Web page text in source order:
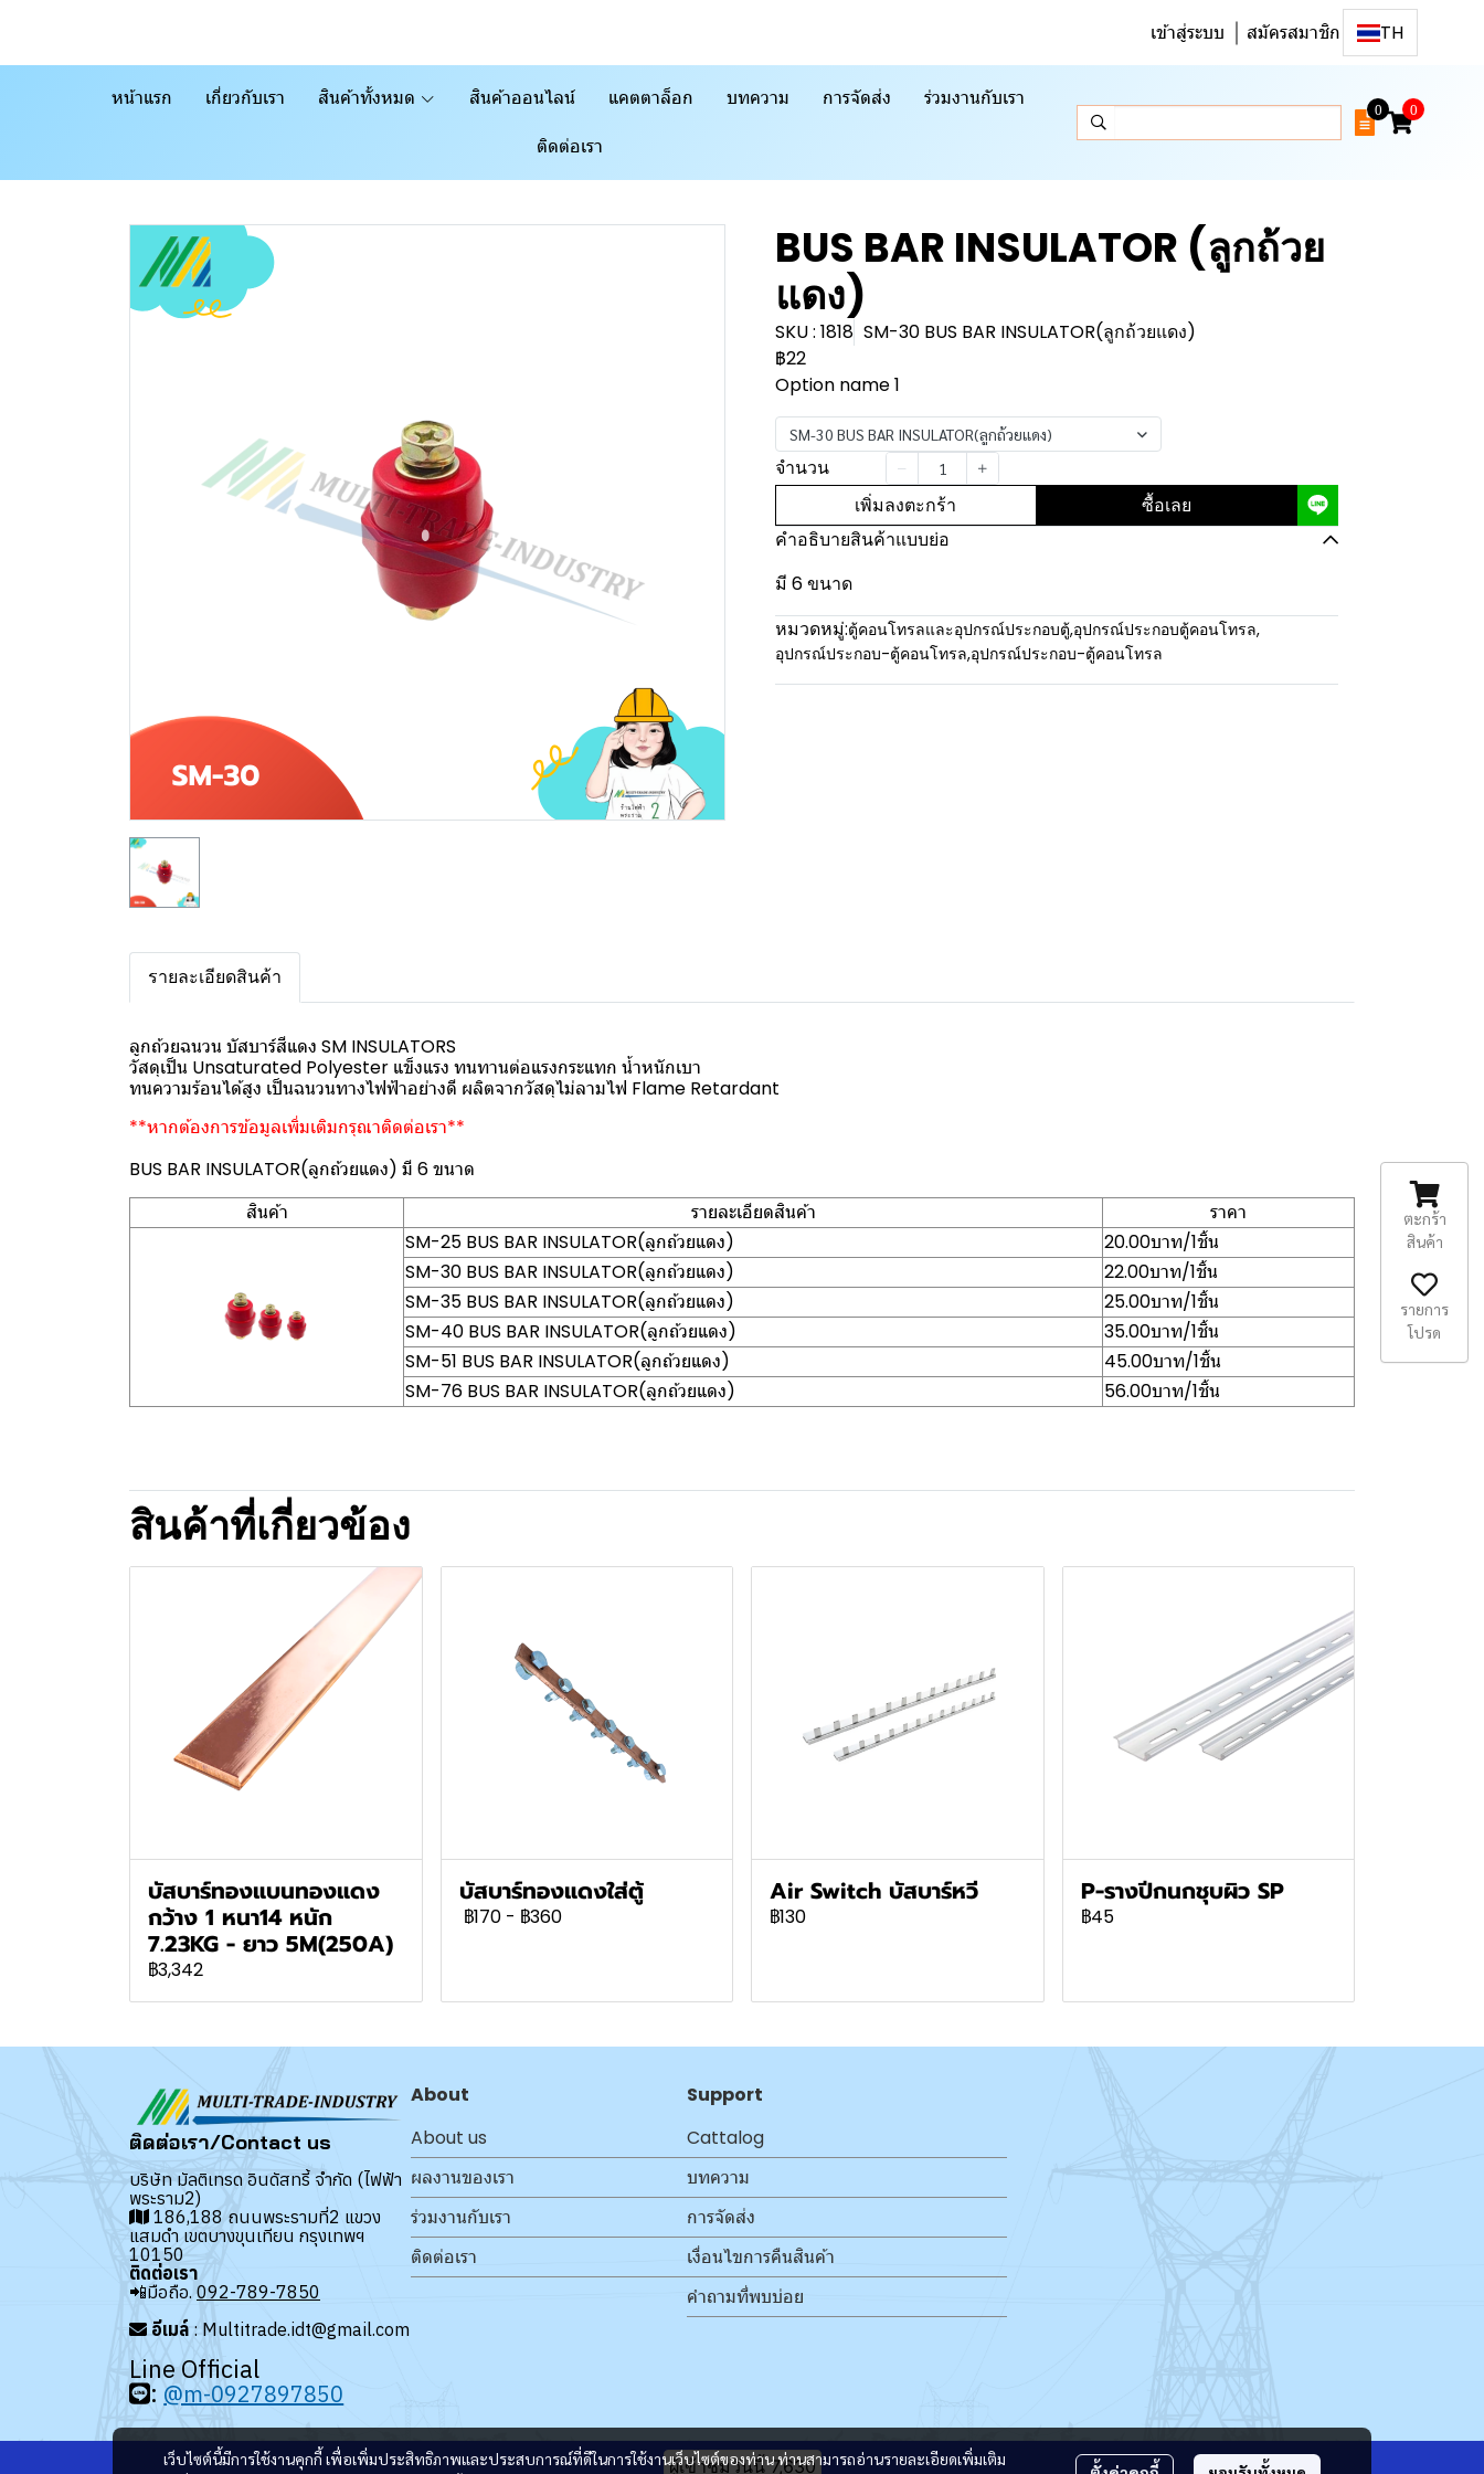
เข้าสู่ระบบ สมัครสมาชิก TH
หน้าแรก เกี่ยวกับเรา สินค้าทั้งหมด สินค้าออนไลน์ แคตตาล็อก บทความ การจัดส่ง ร่วมงานกับเรา
ติดต่อเรา
0 0
BUS BAR INSULATOR (ลูกถ้วย
แดง)
SKU : 1818 SM-30 BUS BAR INSULATOR(ลูกถ้วยแดง)
฿22
Option name 1
SM-30 BUS BAR INSULATOR(ลูกถ้วยแดง)
จำนวน
เพิ่มลงตะกร้า ซื้อเลย
คำอธิบายสินค้าแบบย่อ
มี 6 ขนาด
หมวดหมู่:ตู้คอนโทรลและอุปกรณ์ประกอบตู้,อุปกรณ์ประกอบตู้คอนโทรล,
อุปกรณ์ประกอบ-ตู้คอนโทรล,อุปกรณ์ประกอบ-ตู้คอนโทรล
รายละเอียดสินค้า
ลูกถ้วยฉนวน บัสบาร์สีแดง SM INSULATORS
วัสดุเป็น Unsaturated Polyester แข็งแรง ทนทานต่อแรงกระแทก น้ำหนักเบา
ทนความร้อนได้สูง เป็นฉนวนทางไฟฟ้าอย่างดี ผลิตจากวัสดุไม่ลามไฟ Flame Retardant
**หากต้องการข้อมูลเพิ่มเติมกรุณาติดต่อเรา**
BUS BAR INSULATOR(ลูกถ้วยแดง) มี 6 ขนาด
สินค้า
รายละเอียดสินค้า
ราคา
SM-25 BUS BAR INSULATOR(ลูกถ้วยแดง)
20.00บาท/1ชิ้น
SM-30 BUS BAR INSULATOR(ลูกถ้วยแดง)
22.00บาท/1ชิ้น
SM-35 BUS BAR INSULATOR(ลูกถ้วยแดง)
25.00บาท/1ชิ้น
SM-40 BUS BAR INSULATOR(ลูกถ้วยแดง)
35.00บาท/1ชิ้น
SM-51 BUS BAR INSULATOR(ลูกถ้วยแดง)
45.00บาท/1ชิ้น
SM-76 BUS BAR INSULATOR(ลูกถ้วยแดง)
56.00บาท/1ชิ้น
สินค้าที่เกี่ยวข้อง
บัสบาร์ทองแบนทองแดง
กว้าง 1 หนา14 หนัก
7.23KG - ยาว 5M(250A)
฿3,342
บัสบาร์ทองแดงใส่ตู้
฿170 - ฿360
Air Switch บัสบาร์หวี
฿130
P-รางปีกนกชุบผิว SP
฿45
เว็บไซต์นี้มีการใช้งานคุกกี้ เพื่อเพิ่มประสิทธิภาพและประสบการณ์ที่ดีในการใช้งานเว็บไซต์ของท่าน ท่านสามารถอ่านรายละเอียดเพิ่มเติม
ติดต่อเรา/Contact us
บริษัท มัลติเทรด อินดัสทรี้ จำกัด (ไฟฟ้า
พระราม2)
186,188 ถนนพระรามที่2 แขวง
แสมดำ เขตบางขุนเทียน กรุงเทพฯ
10150
ติดต่อเรา
📲มือถือ. 092-789-7850
อีเมล์ : Multitrade.idt@gmail.com
Line Official
: @m-0927897850
About
About us
ผลงานของเรา
ร่วมงานกับเรา
ติดต่อเรา
Support
Cattalog
บทความ
การจัดส่ง
เงื่อนไขการคืนสินค้า
คำถามที่พบบ่อย
ผู้เข้าชมวันนี้7,630
ตะกร้า
สินค้า
รายการ
โปรด